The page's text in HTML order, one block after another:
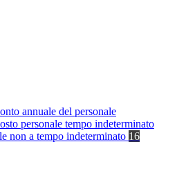
annuale del personale
personale tempo indeterminato
non a tempo indeterminato 16